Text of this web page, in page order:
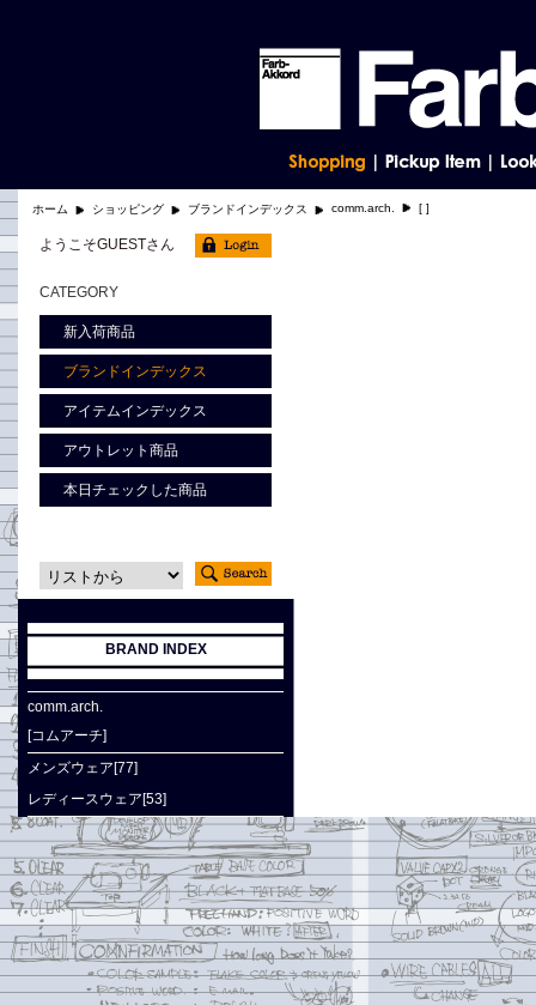
ホーム ショッピング ブランドインデックス comm.arch. [ ]
ようこそGUESTさん
CATEGORY
新入荷商品
ブランドインデックス
アイテムインデックス
アウトレット商品
本日チェックした商品
BRAND INDEX
comm.arch.
[コムアーチ]
メンズウェア[77]
レディースウェア[53]